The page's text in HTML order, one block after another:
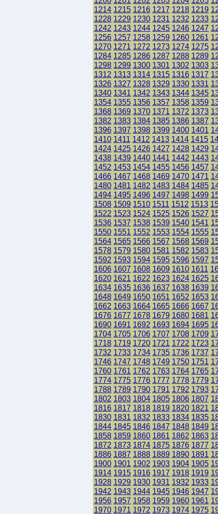
1214 1215 1216 1217 1218 1219
1228 1229 1230 1231 1232 1233
1242 1243 1244 1245 1246 1247
1256 1257 1258 1259 1260 1261
1270 1271 1272 1273 1274 1275
1284 1285 1286 1287 1288 1289
1298 1299 1300 1301 1302 1303
1312 1313 1314 1315 1316 1317
1326 1327 1328 1329 1330 1331
1340 1341 1342 1343 1344 1345
1354 1355 1356 1357 1358 1359
1368 1369 1370 1371 1372 1373
1382 1383 1384 1385 1386 1387
1396 1397 1398 1399 1400 1401
1410 1411 1412 1413 1414 1415
1424 1425 1426 1427 1428 1429
1438 1439 1440 1441 1442 1443
1452 1453 1454 1455 1456 1457
1466 1467 1468 1469 1470 1471
1480 1481 1482 1483 1484 1485
1494 1495 1496 1497 1498 1499
1508 1509 1510 1511 1512 1513
1522 1523 1524 1525 1526 1527
1536 1537 1538 1539 1540 1541
1550 1551 1552 1553 1554 1555
1564 1565 1566 1567 1568 1569
1578 1579 1580 1581 1582 1583
1592 1593 1594 1595 1596 1597
1606 1607 1608 1609 1610 1611
1620 1621 1622 1623 1624 1625
1634 1635 1636 1637 1638 1639
1648 1649 1650 1651 1652 1653
1662 1663 1664 1665 1666 1667
1676 1677 1678 1679 1680 1681
1690 1691 1692 1693 1694 1695
1704 1705 1706 1707 1708 1709
1718 1719 1720 1721 1722 1723
1732 1733 1734 1735 1736 1737
1746 1747 1748 1749 1750 1751
1760 1761 1762 1763 1764 1765
1774 1775 1776 1777 1778 1779
1788 1789 1790 1791 1792 1793
1802 1803 1804 1805 1806 1807
1816 1817 1818 1819 1820 1821
1830 1831 1832 1833 1834 1835
1844 1845 1846 1847 1848 1849
1858 1859 1860 1861 1862 1863
1872 1873 1874 1875 1876 1877
1886 1887 1888 1889 1890 1891
1900 1901 1902 1903 1904 1905
1914 1915 1916 1917 1918 1919
1928 1929 1930 1931 1932 1933
1942 1943 1944 1945 1946 1947
1956 1957 1958 1959 1960 1961
1970 1971 1972 1973 1974 1975